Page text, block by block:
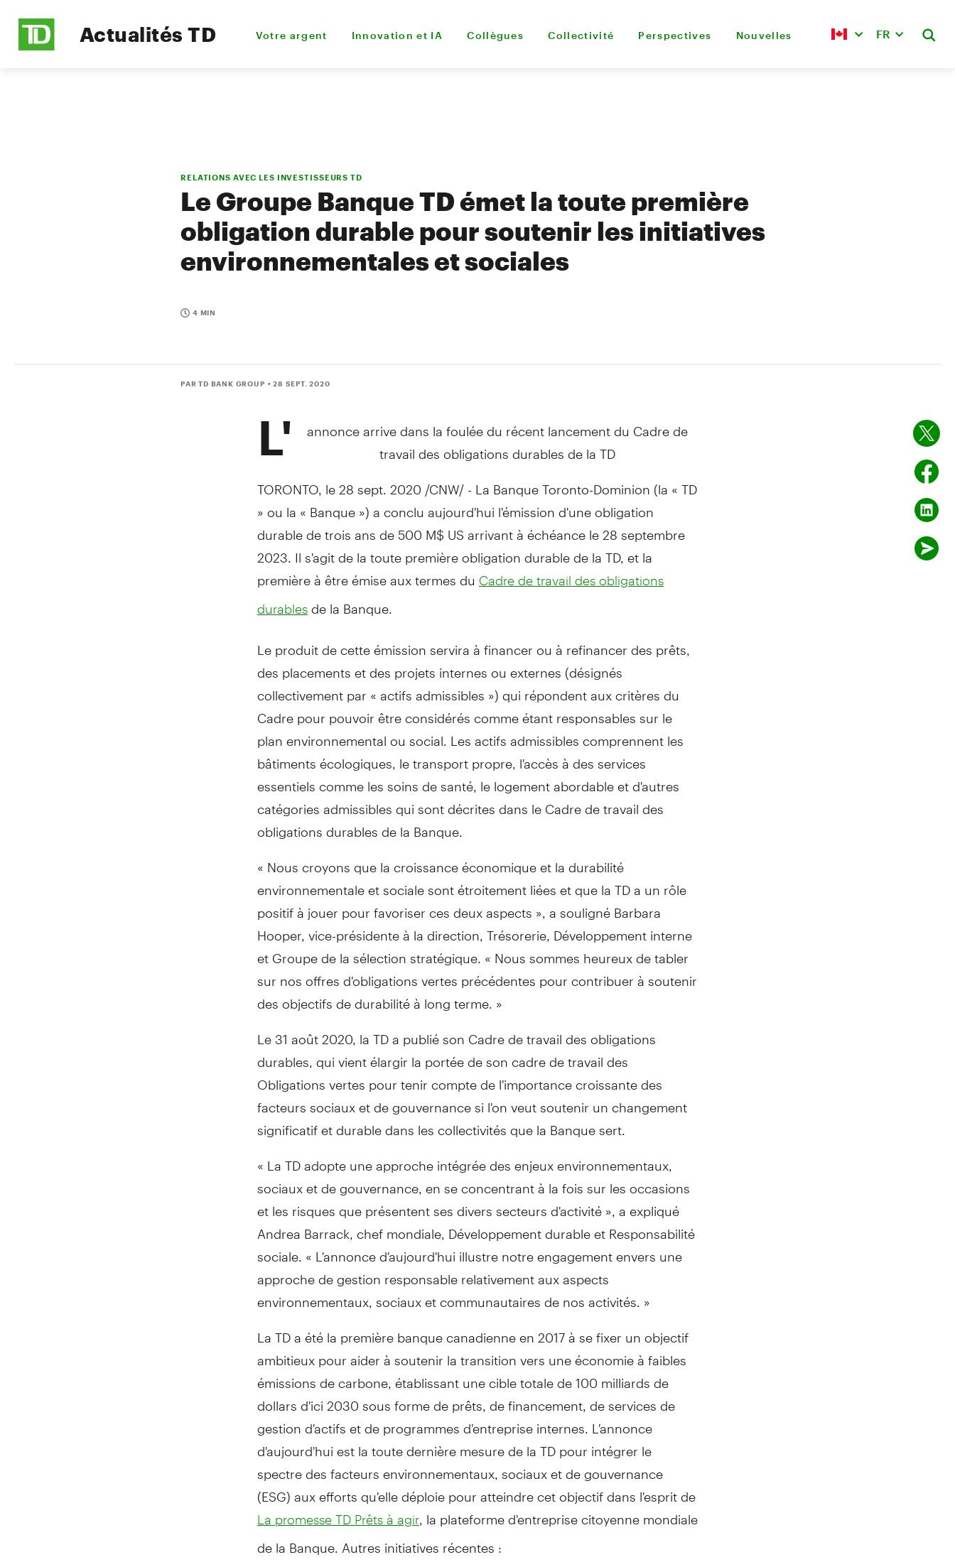
Actualités TD Votre argent Innovation et IA Collègues Collectivité Perspectives Nouvelles FR
RELATIONS AVEC LES INVESTISSEURS TD
Le Groupe Banque TD émet la toute première
obligation durable pour soutenir les initiatives
environnementales et sociales
4 MIN
PAR TD BANK GROUP • 28 SEPT. 2020
L'
annonce arrive dans la foulée du récent lancement du Cadre de
travail des obligations durables de la TD
TORONTO , le 28 sept. 2020 /CNW/ - La Banque Toronto-Dominion (la « TD
» ou la « Banque ») a conclu aujourd'hui l'émission d'une obligation
durable de trois ans de 500 M$ US arrivant à échéance le 28 septembre
2023. Il s'agit de la toute première obligation durable de la TD, et la
première à être émise aux termes du Cadre de travail des obligations
durables de la Banque.
Le produit de cette émission servira à financer ou à refinancer des prêts,
des placements et des projets internes ou externes (désignés
collectivement par « actifs admissibles ») qui répondent aux critères du
Cadre pour pouvoir être considérés comme étant responsables sur le
plan environnemental ou social. Les actifs admissibles comprennent les
bâtiments écologiques, le transport propre, l'accès à des services
essentiels comme les soins de santé, le logement abordable et d'autres
catégories admissibles qui sont décrites dans le Cadre de travail des
obligations durables de la Banque.
« Nous croyons que la croissance économique et la durabilité
environnementale et sociale sont étroitement liées et que la TD a un rôle
positif à jouer pour favoriser ces deux aspects », a soulignéBarbara
Hooper , vice-présidente à la direction, Trésorerie, Développement interne
et Groupe de la sélection stratégique. « Nous sommes heureux de tabler
sur nos offres d'obligations vertes précédentes pour contribuer à soutenir
des objectifs de durabilité à long terme. »
Le 31 août 2020, la TD a publié son Cadre de travail des obligations
durables, qui vient élargir la portée de son cadre de travail des
Obligations vertes pour tenir compte de l'importance croissante des
facteurs sociaux et de gouvernance si l'on veut soutenir un changement
significatif et durable dans les collectivités que la Banque sert.
« La TD adopte une approche intégrée des enjeux environnementaux,
sociaux et de gouvernance, en se concentrant à la fois sur les occasions
et les risques que présentent ses divers secteurs d'activité », a expliqué
Andrea Barrack , chef mondiale, Développement durable et Responsabilité
sociale. « L'annonce d'aujourd'hui illustre notre engagement envers une
approche de gestion responsable relativement aux aspects
environnementaux, sociaux et communautaires de nos activités. »
La TD a été la première banque canadienne en 2017 à se fixer un objectif
ambitieux pour aider à soutenir la transition vers une économie à faibles
émissions de carbone, établissant une cible totale de 100 milliards de
dollars d'ici 2030 sous forme de prêts, de financement, de services de
gestion d'actifs et de programmes d'entreprise internes. L'annonce
d'aujourd'hui est la toute dernière mesure de la TD pour intégrer le
spectre des facteurs environnementaux, sociaux et de gouvernance
(ESG) aux efforts qu'elle déploie pour atteindre cet objectif dans l'esprit de
La promesse TD Prêts à agir , la plateforme d'entreprise citoyenne mondiale
de la Banque. Autres initiatives récentes :